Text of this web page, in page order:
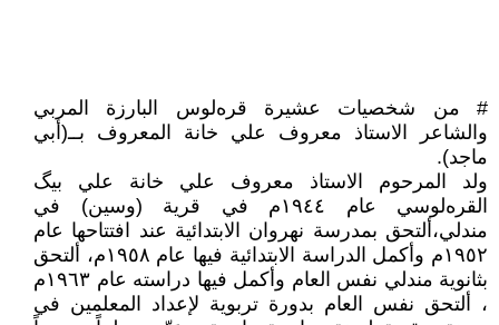
# من شخصیات عشیرة قرەلوس البارزة المربي
والشاعر الاستاذ معروف علي خانة المعروف بــ(أبي
ماجد).
ولد المرحوم الاستاذ معروف علي خانة علي بيگ
القرەلوسي عام ١٩٤٤م في قرية (وسين) في
مندلي،ألتحق بمدرسة نهروان الابتدائية عند افتتاحها عام
١٩٥٢م وأكمل الدراسة الابتدائية فيها عام ١٩٥٨م، ألتحق
بثانوية مندلي نفس العام وأكمل فيها دراسته عام ١٩٦٣م
، ألتحق نفس العام بدورة تربوية لإعداد المعلمين في